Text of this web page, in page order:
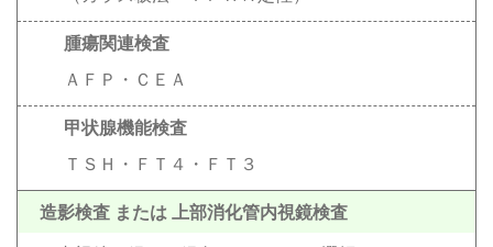
腫瘍関連検査
ＡＦＰ・ＣＥＡ
甲状腺機能検査
ＴＳＨ・ＦＴ４・ＦＴ３
造影検査 または 上部消化管内視鏡検査